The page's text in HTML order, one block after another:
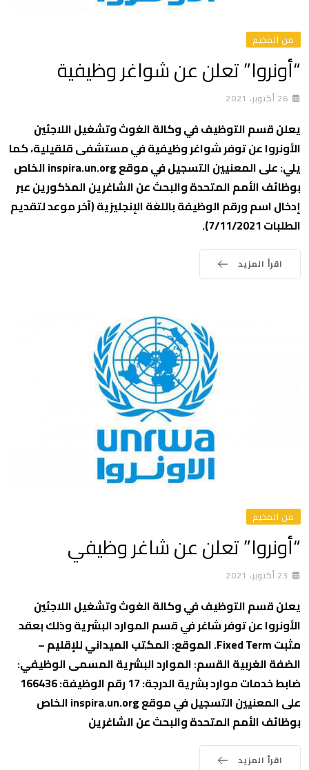
من المخيم
“أونروا” تعلن عن شواغر وظيفية
26 أكتوبر، 2021
يعلن قسم التوظيف في وكالة الغوث وتشغيل اللاجئين
الأونروا عن توفر شواغر وظيفية في مستشفى قلقيلية، كما
يلي: على المعنيين التسجيل في موقع inspira.un.org الخاص
بوظائف الأمم المتحدة والبحث عن الشاغرين المذكورين عبر
إدخال اسم ورقم الوظيفة باللغة الإنجليزية (آخر موعد لتقديم
الطلبات 7/11/2021).
اقرأ المزيد
من المخيم
“أونروا” تعلن عن شاغر وظيفي
23 أكتوبر، 2021
يعلن قسم التوظيف في وكالة الغوث وتشغيل اللاجئين
الأونروا عن توفر شاغر في قسم الموارد البشرية وذلك بعقد
مثبت Fixed Term. الموقع: المكتب الميداني للإقليم –
الضفة الغربية القسم: الموارد البشرية المسمى الوظيفي:
ضابط خدمات موارد بشرية الدرجة: 17 رقم الوظيفة: 166436
على المعنيين التسجيل في موقع inspira.un.org الخاص
بوظائف الأمم المتحدة والبحث عن الشاغرين
اقرأ المزيد